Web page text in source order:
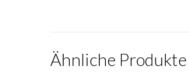
Ähnliche Produkte